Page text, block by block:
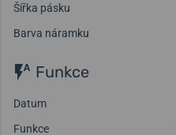
Šířka pásku
Barva náramku
Funkce
Datum
Funkce